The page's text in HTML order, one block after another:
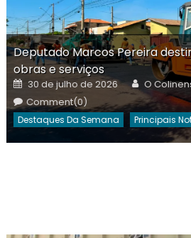
Deputado Marcos Pereira
obras e serviços
Posted
on
30 de julho de 2026 Author
O
Comment(0)
Destaques Da Semana Principais